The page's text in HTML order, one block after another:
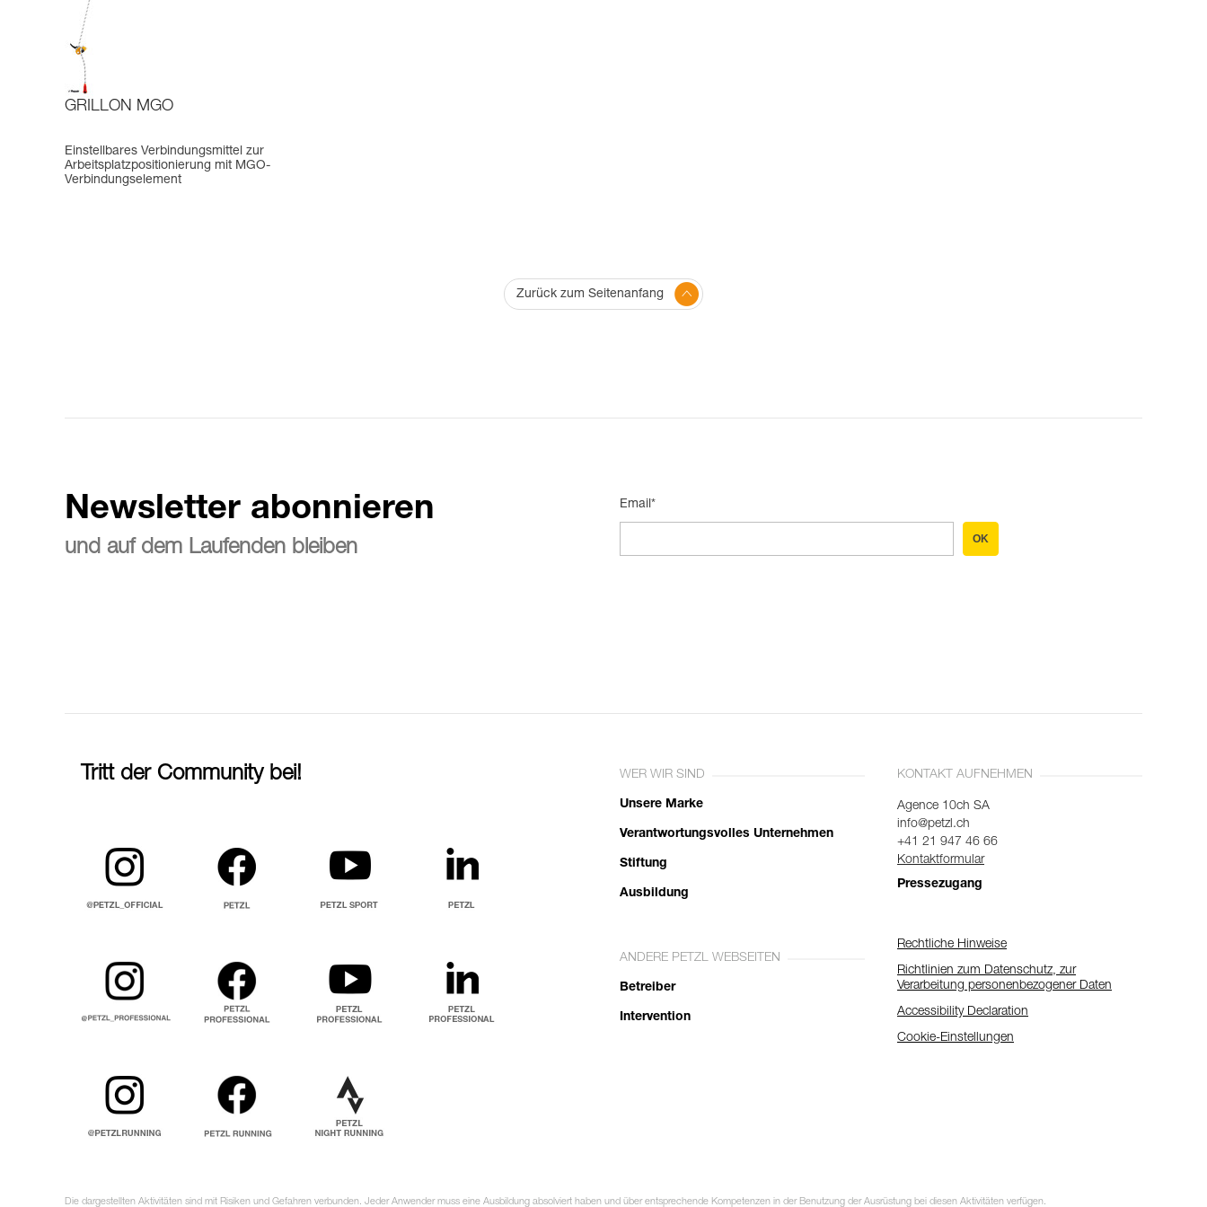
GRILLON MGO
Einstellbares Verbindungsmittel zur
Arbeitsplatzpositionierung mit MGO-
Verbindungselement
Zurück zum Seitenanfang
Newsletter abonnieren
und auf dem Laufenden bleiben
Email*
OK
Tritt der Community bei! WER WIR SIND
Unsere Marke
Verantwortungsvolles Unternehmen
Stiftung
Ausbildung
ANDERE PETZL WEBSEITEN
Betreiber
Intervention
KONTAKT AUFNEHMEN
Agence 10ch SA
info@petzl.ch
+41 21 947 46 66
Kontaktformular
Pressezugang
Rechtliche Hinweise
Richtlinien zum Datenschutz, zur
Verarbeitung personenbezogener Daten
Accessibility Declaration
Cookie-Einstellungen
Die dargestellten Aktivitäten sind mit Risiken und Gefahren verbunden. Jeder Anwender muss eine Ausbildung absolviert haben und über entsprechende Kompetenzen in der Benutzung der Ausrüstung bei diesen Aktivitäten verfügen.